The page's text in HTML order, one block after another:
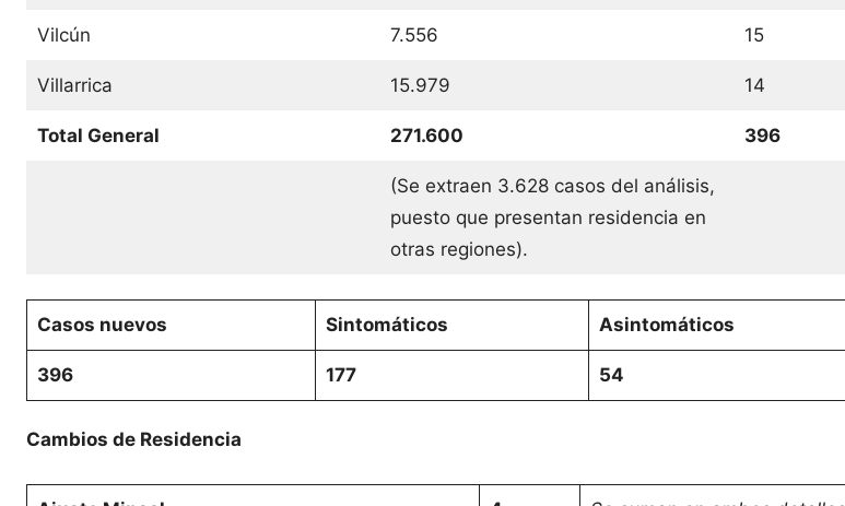
Vilcún 7.556 15
Villarrica 15.979 14
Total General 271.600 396
(Se extraen 3.628 casos del análisis,
puesto que presentan residencia en
otras regiones).
Casos nuevos Sintomáticos Asintomáticos
396 177 54
Cambios de Residencia